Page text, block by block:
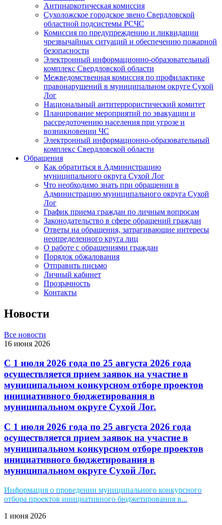
Антинаркотическая комиссия
Сухоложское городское звено Свердловской
областной подсистемы РСЧС
Комиссия по предупреждению и ликвидации
чрезвычайных ситуаций и обеспечению пожарной
безопасности
Электронный информационно-образовательный
комплекс Cвердловской области
Межведомственная комиссия по профилактике
правонарушений в муниципальном округе Сухой
Лог
Национальный антитеррористический комитет
Планирование мероприятий по эвакуации и
рассредоточению населения при угрозе и
возникновении ЧС
Электронный информационно-образовательный
комплекс Свердловской области
Обращения
Как обратиться в Администрацию
муниципального округа Сухой Лог
Что необходимо знать при обращении в
Администрацию муниципального округа Сухой
Лог
График приема граждан по личным вопросам
Законодательство в сфере обращений граждан
Ответы на обращения, затрагивающие интересы
неопределенного круга лиц
О работе с обращениями граждан
Порядок обжалования
Отправить письмо
Личный кабинет
Прозрачность
Контакты
Новости
Все новости
16 июня 2026
С 1 июля 2026 года по 25 августа 2026 года
осуществляется прием заявок на участие в
муниципальном конкурсном отборе проектов
инициативного бюджетирования в
муниципальном округе Сухой Лог.
С 1 июля 2026 года по 25 августа 2026 года
осуществляется прием заявок на участие в
муниципальном конкурсном отборе проектов
инициативного бюджетирования в
муниципальном округе Сухой Лог.
Информация о проведении муниципального конкурсного
отбора проектов инициативного бюджетирования в...
1 июня 2026